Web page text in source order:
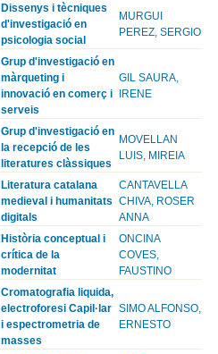
Dissenys i tècniques
d'investigació en
psicologia social
MURGUI
PEREZ, SERGIO
Grup d'investigació en
màrqueting i
innovació en comerç i
serveis
GIL SAURA,
IRENE
Grup d'investigació en
la recepció de les
literatures clàssiques
MOVELLAN
LUIS, MIREIA
Literatura catalana
medieval i humanitats
digitals
CANTAVELLA
CHIVA, ROSER
ANNA
Història conceptual i
crítica de la
modernitat
ONCINA
COVES,
FAUSTINO
Cromatografia liquida,
electroforesi Capil·lar
i espectrometria de
masses
SIMO ALFONSO,
ERNESTO